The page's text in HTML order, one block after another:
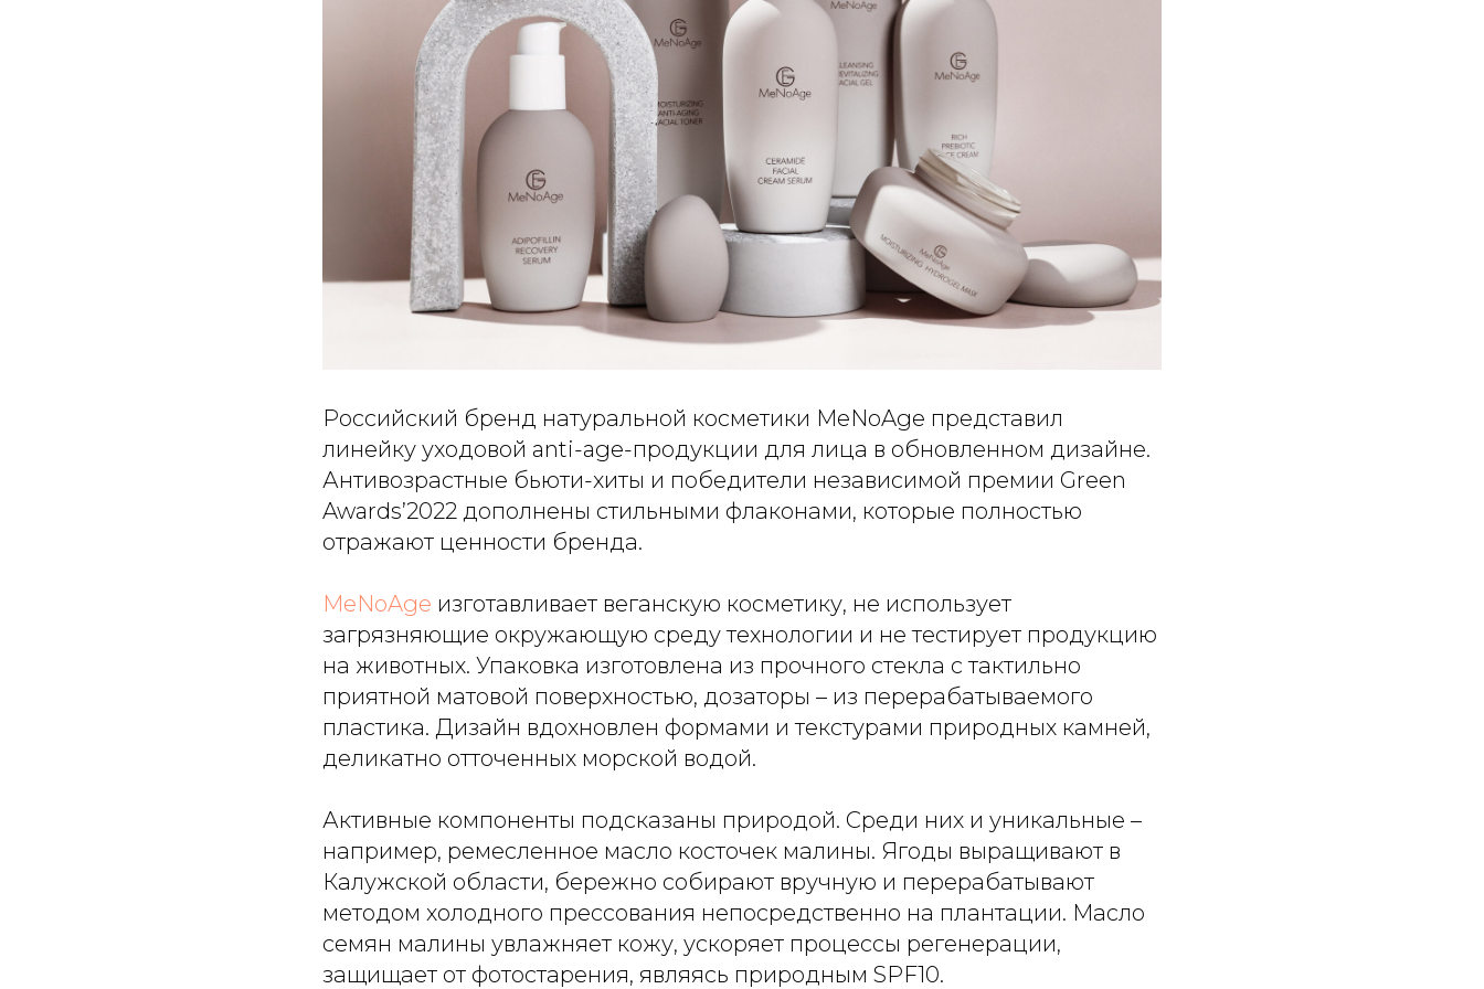
Российский бренд натуральной косметики MeNoAge представил
линейку уходовой anti-age-продукции для лица в обновленном дизайне.
Антивозрастные бьюти-хиты и победители независимой премии Green
Awards’2022 дополнены стильными флаконами, которые полностью
отражают ценности бренда.
MeNoAge изготавливает веганскую косметику, не использует
загрязняющие окружающую среду технологии и не тестирует продукцию
на животных. Упаковка изготовлена из прочного стекла с тактильно
приятной матовой поверхностью, дозаторы – из перерабатываемого
пластика. Дизайн вдохновлен формами и текстурами природных камней,
деликатно отточенных морской водой.
Активные компоненты подсказаны природой. Среди них и уникальные –
например, ремесленное масло косточек малины. Ягоды выращивают в
Калужской области, бережно собирают вручную и перерабатывают
методом холодного прессования непосредственно на плантации. Масло
семян малины увлажняет кожу, ускоряет процессы регенерации,
защищает от фотостарения, являясь природным SPF10.